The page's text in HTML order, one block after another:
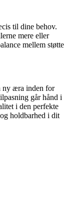
til dine behov.
mere eller
mellem støtte
ny æra inden for
går hånd i
i den perfekte
holdbarhed i dit